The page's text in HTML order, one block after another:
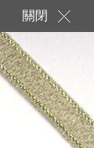
關閉